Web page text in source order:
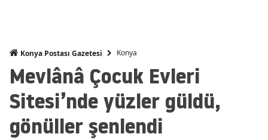
Kırklareli
Kırşehir
Konya Postası Gazetesi Konya
Mevlânâ Çocuk Evleri
Sitesi’nde yüzler güldü,
gönüller şenlendi